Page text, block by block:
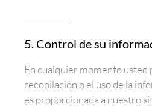
5. Control de su
En cualquier momento
recopilación o el uso de la
es proporcionada a nuestro